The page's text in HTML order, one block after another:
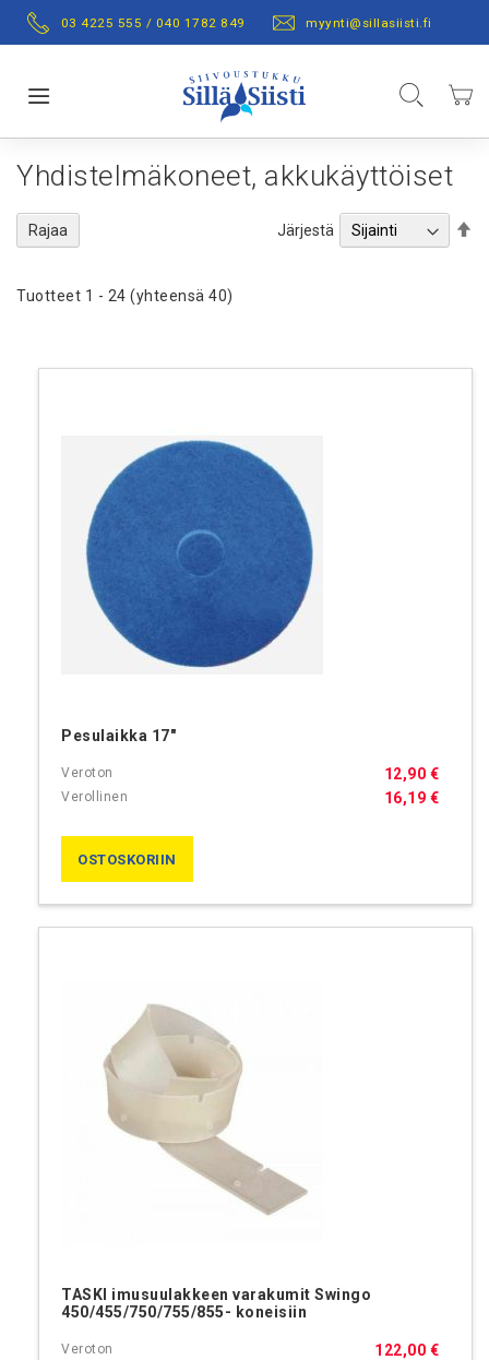
03 4225 555 / 040 1782 849 myynti@sillasiisti.fi
Content
Hae
Yhdistelmäkoneet, akkukäyttöiset
Tuotteet 1 - 24 (yhteensä 40)
Järjestä
Pesulaikka 17"
16,19 €
12,90 €
OSTOSKORIIN
TASKI imusuulakkeen varakumit Swingo
450/455/750/755/855- koneisiin
122,00 €
Rajaa